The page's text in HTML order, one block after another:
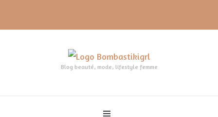
Blog beauté, mode, lifestyle femme